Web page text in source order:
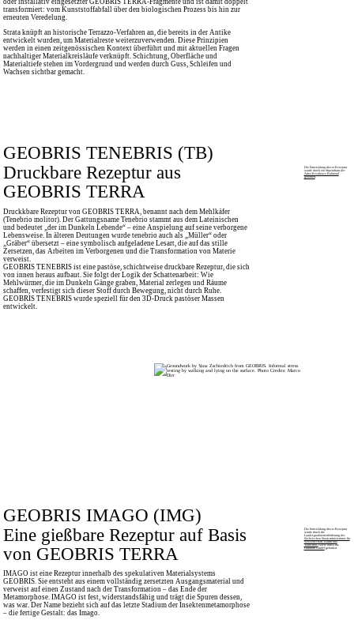
oder installativ eingesetzter GEOBRIS TERRA-Fragmente und ist damit doppelt
transformiert: vom Kunststoffabfall über den biologischen Prozess bis hin zur
erneuten Veredelung.
Strata knüpft an historische Terrazzo-Verfahren an, die bereits in der Antike
entwickelt wurden, um Materialreste weiterzuverwenden. Diese Prinzipien
werden in einen zeitgenössischen Kontext überführt und mit aktuellen Fragen
nachhaltiger Materialkreisläufe verknüpft. Schichtung, Oberfläche und
Materialtiefe stehen im Vordergrund und werden durch Guss, Schleifen und
Wachsen sichtbar gemacht.
GEOBRIS TENEBRIS (TB)
Druckbare Rezeptur aus
GEOBRIS TERRA
Die Entwicklung dieser Rezeptur
wurde durch ein Stipendium der
Artist Residency Balmoral
gefördert.
Druckkbare Rezeptur von GEOBRIS TERRA, benannt nach dem Mehlkäfer
(Tenebrio molitor). Der Gattungsname Tenebrio stammt aus dem Lateinischen
und bedeutet „der im Dunkeln Lebende“ – eine Anspielung auf seine verborgene
Lebensweise. In älteren Deutungen wurde tenebrio auch als „Müller“ oder
„Gräber“ übersetzt – eine symbolisch aufgeladene Lesart, die auf das stille
Zersetzen, das Arbeiten im Verborgenen und die Transformation von Materie
verweist.
GEOBRIS TENEBRIS ist eine pastöse, schichtweise druckbare Rezeptur, die sich
von innen heraus aufbaut. Sie folgt der Logik der Schattenarbeit: Wie
Mehlwürmer, die im Dunkeln Gänge graben, Material zerlegen und Räume
schaffen, verfestigt sich dieser Stoff durch Bewegung, nicht durch Ruhe.
GEOBRIS TENEBRIS wurde speziell für den 3D-Druck pastöser Massen
entwickelt.
GEOBRIS IMAGO (IMG)
Eine gießbare Rezeptur auf Basis
von GEOBRIS TERRA
Die Entwicklung dieser Rezeptur
wurde durch die
Landesgraduiertenförderung des
Sächsischen Staatsministeriums für
Wissenschaft, Kultur und
Tourismussowie durch die
Futurium GmbHgefördert.
IMAGO ist eine Rezeptur innerhalb des spekulativen Materialsystems
GEOBRIS. Sie entsteht aus einem vollständig zersetzten Ausgangsmaterial und
verweist auf einen Zustand nach der Transformation – das Ende der
Metamorphose. IMAGO ist fest, widerstandsfähig und trägt die Spuren dessen,
was war. Der Name bezieht sich auf das letzte Stadium der Insektenmetamorphose
– die fertige Gestalt: das Imago.